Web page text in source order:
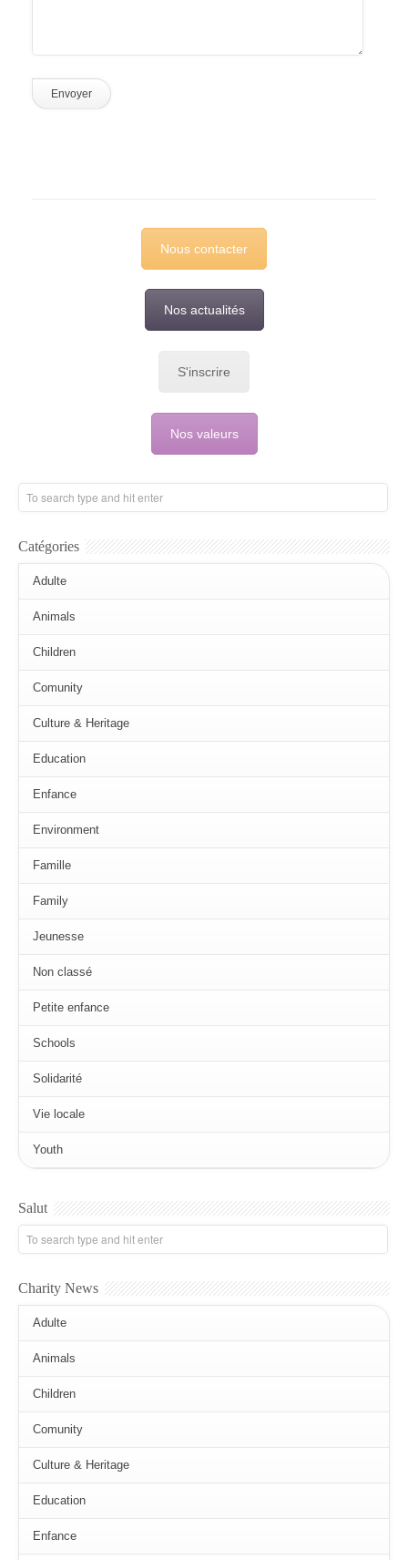
Nous contacter
Nos actualités
S'inscrire
Nos valeurs
Catégories
Adulte
Animals
Children
Comunity
Culture & Heritage
Education
Enfance
Environment
Famille
Family
Jeunesse
Non classé
Petite enfance
Schools
Solidarité
Vie locale
Youth
Salut
Charity News
Adulte
Animals
Children
Comunity
Culture & Heritage
Education
Enfance